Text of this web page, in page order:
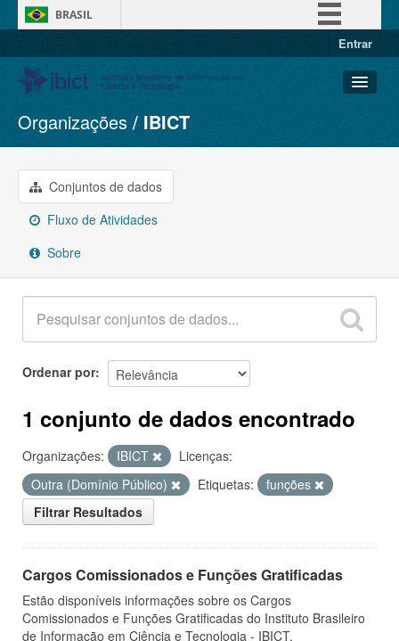
BRASIL
Entrar
Conjuntos de dados
Organizações
Grupos
Sobre
Organizações IBICT
Conjuntos de dados
Fluxo de Atividades
Sobre
Ordenar por
1 conjunto de dados encontrado
Organizações: IBICT
Licenças:
Outra (Domínio Público)
Etiquetas:
funções
Filtrar Resultados
Cargos Comissionados e Funções Gratificadas
Estão disponíveis informações sobre os Cargos
Comissionados e Funções Gratificadas do Instituto Brasileiro
de Informação em Ciência e Tecnologia - IBICT.